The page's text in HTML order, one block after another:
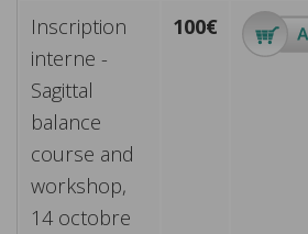
Inscription
interne -
Sagittal
balance
course and
workshop,
14 octobre
100€